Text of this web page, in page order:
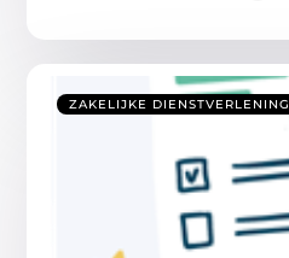
ZAKELIJKE DIENSTVERLENING